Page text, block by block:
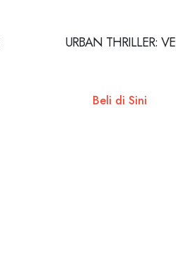
URBAN THRILLER: VE
Beli di Sini